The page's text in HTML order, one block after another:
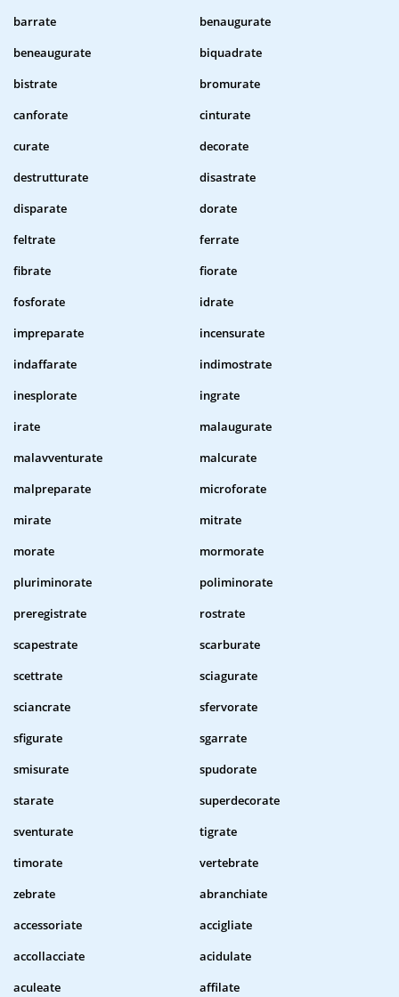
barrate
benaugurate
beneaugurate
biquadrate
bistrate
bromurate
canforate
cinturate
curate
decorate
destrutturate
disastrate
disparate
dorate
feltrate
ferrate
fibrate
fiorate
fosforate
idrate
impreparate
incensurate
indaffarate
indimostrate
inesplorate
ingrate
irate
malaugurate
malavventurate
malcurate
malpreparate
microforate
mirate
mitrate
morate
mormorate
pluriminorate
poliminorate
preregistrate
rostrate
scapestrate
scarburate
scettrate
sciagurate
sciancrate
sfervorate
sfigurate
sgarrate
smisurate
spudorate
starate
superdecorate
sventurate
tigrate
timorate
vertebrate
zebrate
abranchiate
accessoriate
accigliate
accollacciate
acidulate
aculeate
affilate